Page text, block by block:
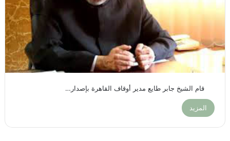
قام الشيخ جابر طايع مدير أوقاف القاهرة بإصدار…
المزيد